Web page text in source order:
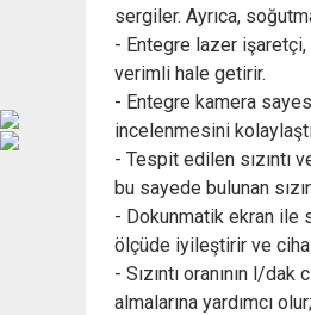
sergiler. Ayrıca,
- Entegre lazer işaretçi,
verimli hale getirir.
- Entegre kamera
incelenmesini
- Tespit edilen sızıntı
bu sayede bulunan
- Dokunmatik ekran ile
ölçüde iyileştirir ve
- Sızıntı oranının l/
almalarına yardımcı